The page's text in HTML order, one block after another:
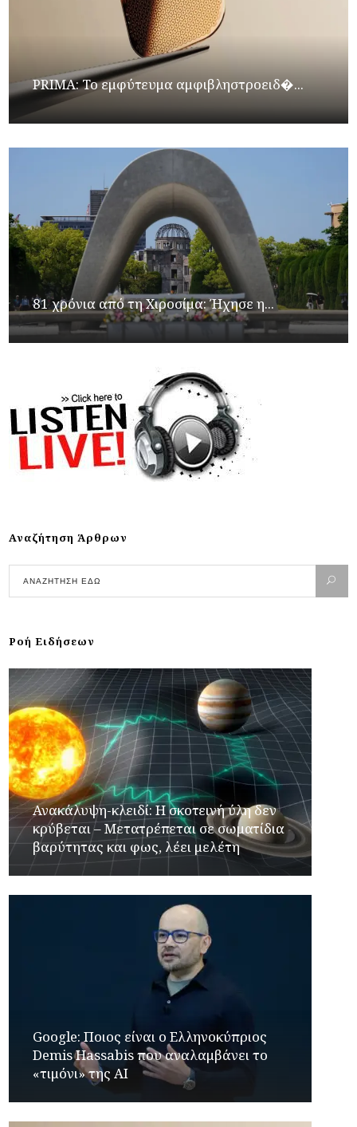
PRIMA: Το εμφύτευμα αμφιβληστροειδ�...
81 χρόνια από τη Χιροσίμα: Ήχησε η...
Αναζήτηση Άρθρων
Ροή Ειδήσεων
Ανακάλυψη-κλειδί: Η σκοτεινή ύλη δεν
κρύβεται – Μετατρέπεται σε σωματίδια
βαρύτητας και φως, λέει μελέτη
Google: Ποιος είναι ο Ελληνοκύπριος
Demis Hassabis που αναλαμβάνει το
«τιμόνι» της ΑΙ